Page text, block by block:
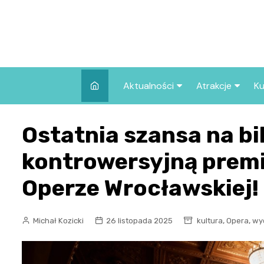
Aktualności
Wszystkie wpisy
Atrakcje
we Wrocławiu
Co warto
Wrocławiu?
Ostatnia szansa na
kontrowersyjną
Operze Wrocławskiej!
Michał Kozicki 26 listopada 2025 kultura, Opera,